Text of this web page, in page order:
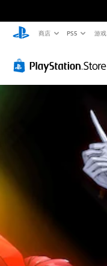
商店 PS5 游戏